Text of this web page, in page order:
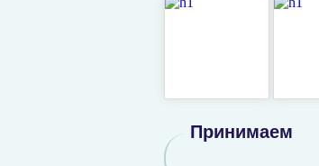
Принимаем